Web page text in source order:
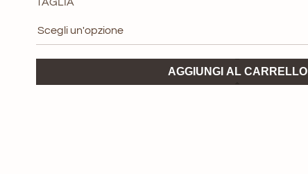
ViCOLO
AGGIUNGI AL CARRELLO